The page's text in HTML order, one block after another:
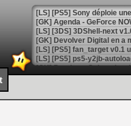
[GK] Agenda - GeForce
[GK] Devolver Digital en a
[LS] [PS5] ps5-y2jb-
[GK] Pourquoi Marvel
[GK] Test : Restory : Chill
[GK] GTA 6 : Rockstar
[GK] Hot Wheels Infinite
[GK] Mémoire cash -
[GK] Résultats Nintendo :